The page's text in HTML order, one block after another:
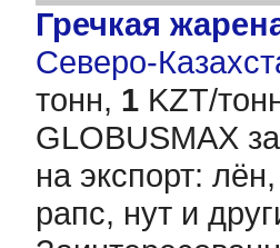
Гречкая
Северо-
тонн, 1 KZT/
GLOBUSMAX
на экспорт:
рапс, нут и